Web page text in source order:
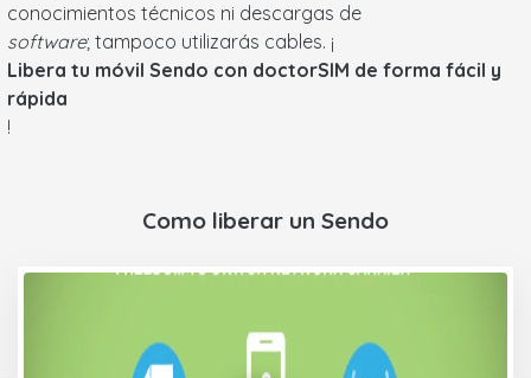
conocimientos técnicos ni descargas de
software; tampoco utilizarás cables. ¡
Libera tu móvil Sendo con doctorSIM de forma fácil y
rápida
!
Como liberar un Sendo